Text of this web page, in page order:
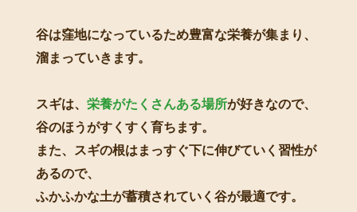
谷は窪地になっているため豊富な栄養が集まり、
溜まっていきます。
スギは、 栄養がたくさんある場所が好きなので、
谷のほうがすくすく育ちます。
また、スギの根はまっすぐ下に伸びていく習性が
あるので、
ふかふかな土が蓄積されていく谷が最適です。